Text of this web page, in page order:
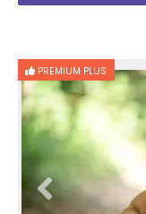
PREMIUM PLUS